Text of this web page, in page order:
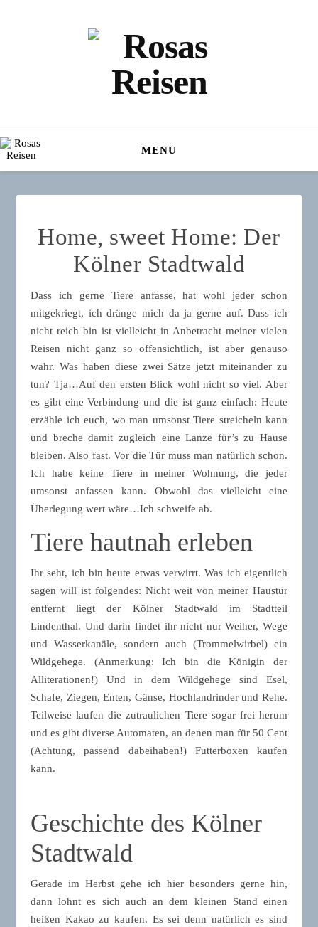
MENU
Home, sweet Home: Der
Kölner Stadtwald
Dass ich gerne Tiere anfasse, hat wohl jeder schon
mitgekriegt, ich dränge mich da ja gerne auf. Dass ich
nicht reich bin ist vielleicht in Anbetracht meiner vielen
Reisen nicht ganz so offensichtlich, ist aber genauso
wahr. Was haben diese zwei Sätze jetzt miteinander zu
tun? Tja…Auf den ersten Blick wohl nicht so viel. Aber
es gibt eine Verbindung und die ist ganz einfach: Heute
erzähle ich euch, wo man umsonst Tiere streicheln kann
und breche damit zugleich eine Lanze für’s zu Hause
bleiben. Also fast. Vor die Tür muss man natürlich schon.
Ich habe keine Tiere in meiner Wohnung, die jeder
umsonst anfassen kann. Obwohl das vielleicht eine
Überlegung wert wäre…Ich schweife ab.
Tiere hautnah erleben
Ihr seht, ich bin heute etwas verwirrt. Was ich eigentlich
sagen will ist folgendes: Nicht weit von meiner Haustür
entfernt liegt der Kölner Stadtwald im Stadtteil
Lindenthal. Und darin findet ihr nicht nur Weiher, Wege
und Wasserkanäle, sondern auch (Trommelwirbel) ein
Wildgehege. (Anmerkung: Ich bin die Königin der
Alliterationen!) Und in dem Wildgehege sind Esel,
Schafe, Ziegen, Enten, Gänse, Hochlandrinder und Rehe.
Teilweise laufen die zutraulichen Tiere sogar frei herum
und es gibt diverse Automaten, an denen man für 50 Cent
(Achtung, passend dabeihaben!) Futterboxen kaufen
kann.
Geschichte des Kölner
Stadtwald
Gerade im Herbst gehe ich hier besonders gerne hin,
dann lohnt es sich auch an dem kleinen Stand einen
heißen Kakao zu kaufen. Es sei denn natürlich es sind